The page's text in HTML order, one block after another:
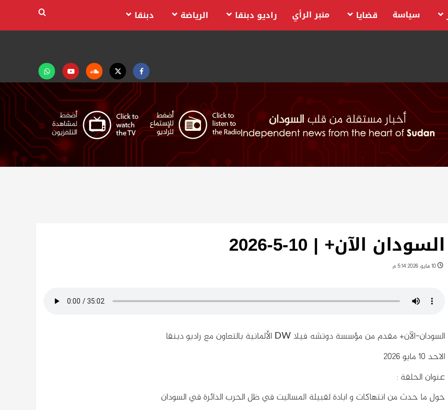
Facebook
Twitter
Soundcloud
Youtubeتابعنا
على
واتساب
سياسة قضايا منبر الرأي راديو دبنقا الرياضة دبنقا
السودان الآن+ | 10-5-2026
10 مايو، 2026 5:14 م
السودان-الآن+ مقدم من مؤسسة دوتشه فيلا DW الألمانية بالتعاون مع راديو دبنقا
الاحد 10 مايو 2026
عنوان الحلقة :
حول ما حدث من انتهاكات و ابادة لقبيلة المساليت في ظل الحرب الدائرة في السودان